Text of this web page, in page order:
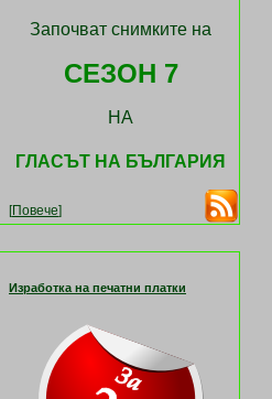
Започват снимките на
СЕЗОН 7
НА
ГЛАСЪТ НА БЪЛГАРИЯ
[Повече]
Изработка на печатни платки